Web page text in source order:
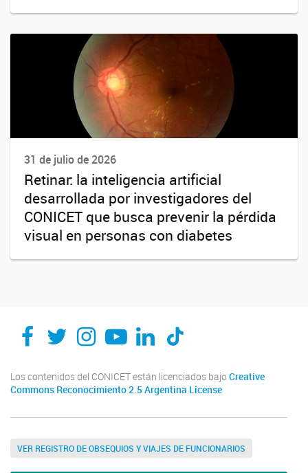
31 de julio de 2026
Retinar: la inteligencia artificial
desarrollada por investigadores del
CONICET que busca prevenir la pérdida
visual en personas con diabetes
Los contenidos del CONICET están licenciados bajo Creative
Commons Reconocimiento 2.5 Argentina License
VER REGISTRO DE OBSEQUIOS Y VIAJES DE FUNCIONARIOS